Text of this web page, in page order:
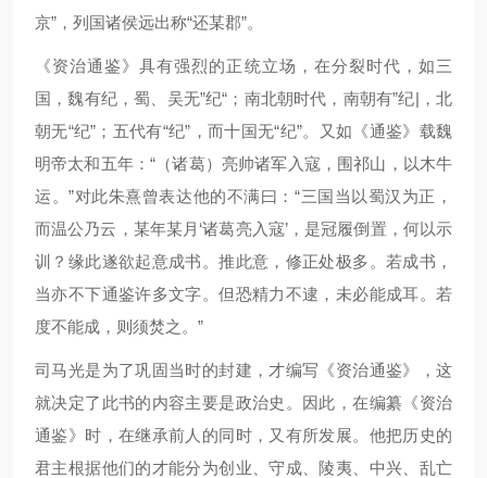
京”，列国诸侯远出称“还某郡”。
《资治通鉴》具有强烈的正统立场，在分裂时代，如三
国，魏有纪，蜀、吴无”纪“；南北朝时代，南朝有”纪|，北
朝无“纪”；五代有“纪”，而十国无“纪”。又如《通鉴》载魏
明帝太和五年：“（诸葛）亮帅诸军入寇，围祁山，以木牛
运。”对此朱熹曾表达他的不满曰：“三国当以蜀汉为正，
而温公乃云，某年某月‘诸葛亮入寇’，是冠履倒置，何以示
训？缘此遂欲起意成书。推此意，修正处极多。若成书，
当亦不下通鉴许多文字。但恐精力不逮，未必能成耳。若
度不能成，则须焚之。”
司马光是为了巩固当时的封建，才编写《资治通鉴》，这
就决定了此书的内容主要是政治史。因此，在编纂《资治
通鉴》时，在继承前人的同时，又有所发展。他把历史的
君主根据他们的才能分为创业、守成、陵夷、中兴、乱亡